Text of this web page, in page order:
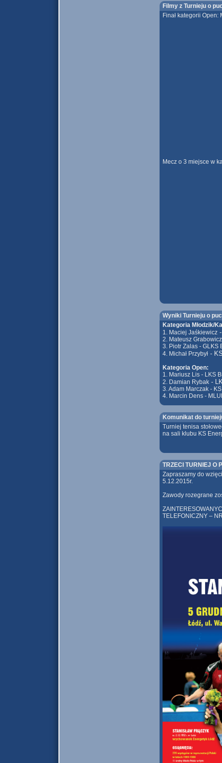
Filmy z Turnieju o
Finał kategorii
Mecz o 3 miejsce w
Wyniki Turnieju o
Kategoria Młodzik/
1. Maciej Jaśkiewicz
2. Mateusz
3. Piotr Zalas - GLKS
4. Michał Przybył -
Kategoria Open:
1. Mariusz Lis - LKS
2. Damian Rybak -
3. Adam Marczak -
4. Marcin Dens -
Komunikat do
Turniej tenisa
na sali klubu KS
TRZECI TURNIEJ O
Zapraszamy do
5.12.2015r.
Zawody rozegrane
TELEFONICZNY –